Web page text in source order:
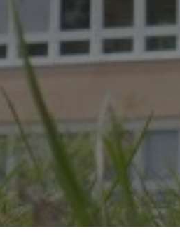
SPORTFEST